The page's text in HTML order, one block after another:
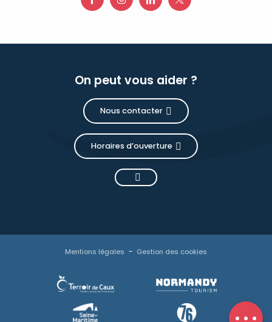
On peut vous aider ?
Nous contacter
Horaires d’ouverture
Mentions légales Gestion des cookies